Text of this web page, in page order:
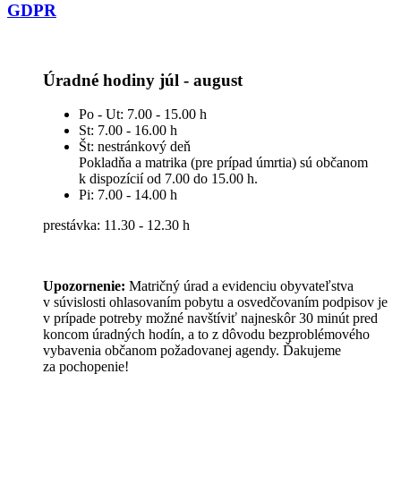
GDPR
Úradné hodiny júl - august
Po - Ut: 7.00 - 15.00 h
St: 7.00 - 16.00 h
Št: nestránkový deň
Pokladňa a matrika (pre prípad úmrtia) sú občanom
k dispozícií od 7.00 do 15.00 h.
Pi: 7.00 - 14.00 h
prestávka: 11.30 - 12.30 h
Upozornenie: Matričný úrad a evidenciu obyvateľstva
v súvislosti ohlasovaním pobytu a osvedčovaním podpisov je
v prípade potreby možné navštíviť najneskôr 30 minút pred
koncom úradných hodín, a to z dôvodu bezproblémového
vybavenia občanom požadovanej agendy. Ďakujeme
za pochopenie!